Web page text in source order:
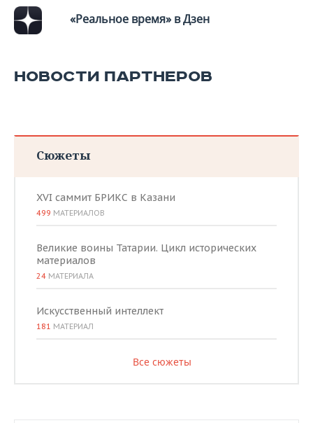
«Реальное время» в Дзен
НОВОСТИ ПАРТНЕРОВ
Сюжеты
XVI саммит БРИКС в Казани
499 МАТЕРИАЛОВ
Великие воины Татарии. Цикл исторических
материалов
24 МАТЕРИАЛА
Искусственный интеллект
181 МАТЕРИАЛ
Все сюжеты